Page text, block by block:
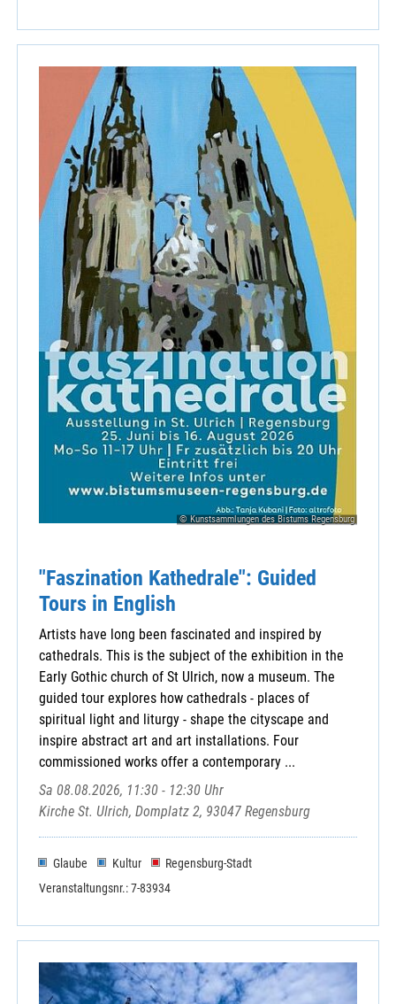
© Kunstsammlungen des Bistums Regensburg
"Faszination Kathedrale": Guided
Tours in English
Artists have long been fascinated and inspired by
cathedrals. This is the subject of the exhibition in the
Early Gothic church of St Ulrich, now a museum. The
guided tour explores how cathedrals - places of
spiritual light and liturgy - shape the cityscape and
inspire abstract art and art installations. Four
commissioned works offer a contemporary ...
Sa 08.08.2026, 11:30 - 12:30 Uhr
Kirche St. Ulrich, Domplatz 2, 93047 Regensburg
Glaube Kultur
Regensburg-Stadt
Veranstaltungsnr.: 7-83934